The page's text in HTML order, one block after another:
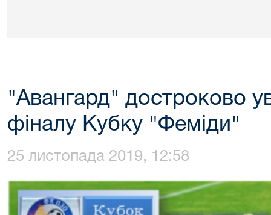
"Авангард" достроково
фіналу Кубку "Феміди"
25 листопада 2019, 12:58